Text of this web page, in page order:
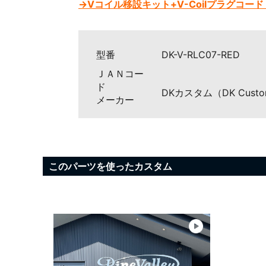
→Vコイル移設キット+V-Coilプラグコード
型番
DK-V-RLC07-RED
ＪＡＮコー
ド
メーカー
DKカスタム（DK
このパーツを使ったカスタム